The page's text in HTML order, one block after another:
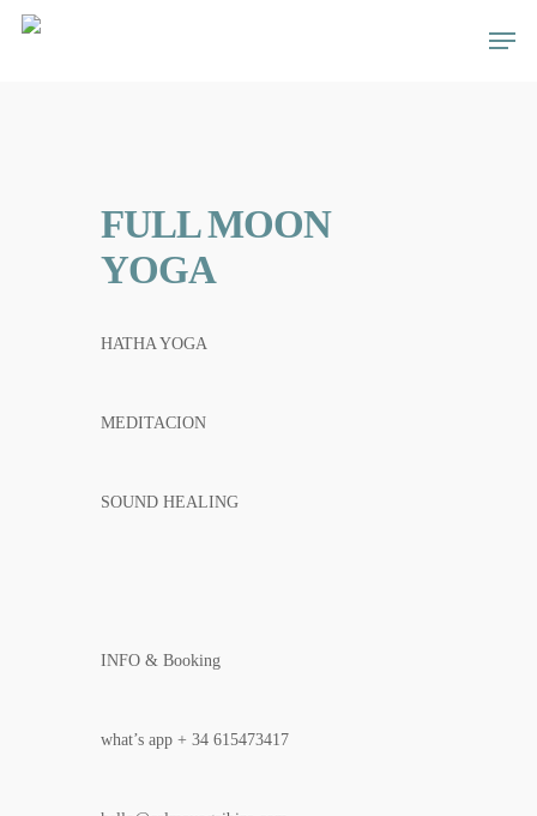
Skip
Menu
FULL MOON
YOGA
HATHA YOGA
MEDITACION
SOUND HEALING
INFO & Booking
what’s app + 34 615473417